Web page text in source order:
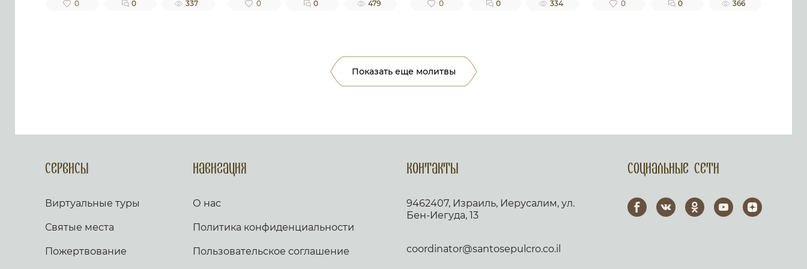
0 0 337 0 0 479 0 0 334 0 0 366
Показать еще молитвы
Сервисы
Виртуальные туры
Святые места
Пожертвование
Навигация
О нас
Политика конфиденциальности
Пользовательское соглашение
Контакты
9462407, Израиль, Иерусалим, ул.
Бен-Иегуда, 13
coordinator@santosepulcro.co.il
Социальные сети